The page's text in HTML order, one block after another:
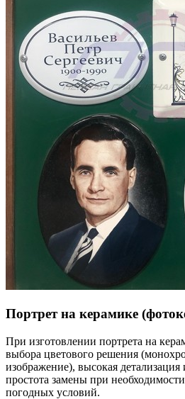
Портрет на керамике
При изготовлении портрета на
выбора цветового решения
изображение), высокая детализация
простота замены при
погодных условий.